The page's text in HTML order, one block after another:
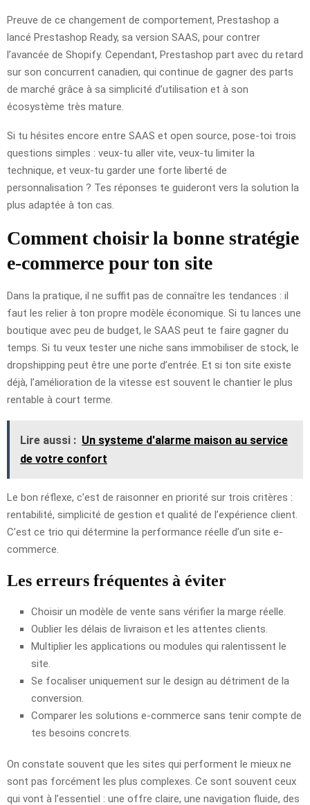
Preuve de ce changement de comportement, Prestashop a
lancé Prestashop Ready, sa version SAAS, pour contrer
l’avancée de Shopify. Cependant, Prestashop part avec du retard
sur son concurrent canadien, qui continue de gagner des parts
de marché grâce à sa simplicité d’utilisation et à son
écosystème très mature.
Si tu hésites encore entre SAAS et open source, pose-toi trois
questions simples : veux-tu aller vite, veux-tu limiter la
technique, et veux-tu garder une forte liberté de
personnalisation ? Tes réponses te guideront vers la solution la
plus adaptée à ton cas.
Comment choisir la bonne stratégie
e-commerce pour ton site
Dans la pratique, il ne suffit pas de connaître les tendances : il
faut les relier à ton propre modèle économique. Si tu lances une
boutique avec peu de budget, le SAAS peut te faire gagner du
temps. Si tu veux tester une niche sans immobiliser de stock, le
dropshipping peut être une porte d’entrée. Et si ton site existe
déjà, l’amélioration de la vitesse est souvent le chantier le plus
rentable à court terme.
Lire aussi : Un systeme d'alarme maison au service
de votre confort
Le bon réflexe, c’est de raisonner en priorité sur trois critères :
rentabilité, simplicité de gestion et qualité de l’expérience client.
C’est ce trio qui détermine la performance réelle d’un site e-
commerce.
Les erreurs fréquentes à éviter
Choisir un modèle de vente sans vérifier la marge réelle.
Oublier les délais de livraison et les attentes clients.
Multiplier les applications ou modules qui ralentissent le
site.
Se focaliser uniquement sur le design au détriment de la
conversion.
Comparer les solutions e-commerce sans tenir compte de
tes besoins concrets.
On constate souvent que les sites qui performent le mieux ne
sont pas forcément les plus complexes. Ce sont souvent ceux
qui vont à l’essentiel : une offre claire, une navigation fluide, des